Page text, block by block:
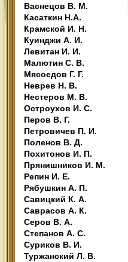
Васнецов В. М.
Касаткин Н.А.
Крамской И. Н.
Куинджи А. И.
Левитан И. И.
Малютин С. В.
Мясоедов Г. Г.
Неврев Н. В.
Нестеров М. В.
Остроухов И. С.
Перов В. Г.
Петровичев П. И.
Поленов В. Д.
Похитонов И. П.
Прянишников И. М.
Репин И. Е.
Рябушкин А. П.
Савицкий К. А.
Саврасов А. К.
Серов В. А.
Степанов А. С.
Суриков В. И.
Туржанский Л. В.